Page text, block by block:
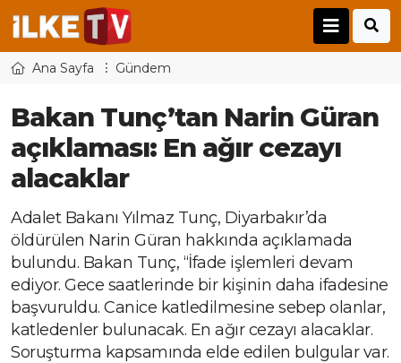
Ana Sayfa Gündem
Bakan Tunç’tan Narin Güran
açıklaması: En ağır cezayı
alacaklar
Adalet Bakanı Yılmaz Tunç, Diyarbakır’da
öldürülen Narin Güran hakkında açıklamada
bulundu. Bakan Tunç, “İfade işlemleri devam
ediyor. Gece saatlerinde bir kişinin daha ifadesine
başvuruldu. Canice katledilmesine sebep olanlar,
katledenler bulunacak. En ağır cezayı alacaklar.
Soruşturma kapsamında elde edilen bulgular var.